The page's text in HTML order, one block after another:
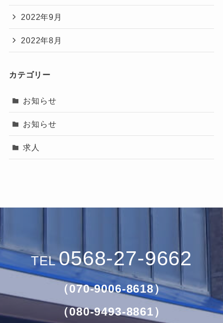
2022年9月
2022年8月
カテゴリー
お知らせ
お知らせ
求人
TEL0568-27-9662
（070-9006-8618）
（080-9493-8861）